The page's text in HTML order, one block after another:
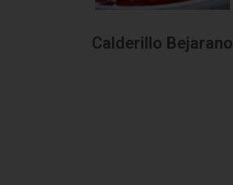
Calderillo Bejarano